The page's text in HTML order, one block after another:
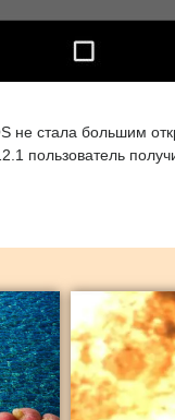
не стала большим
пользователь